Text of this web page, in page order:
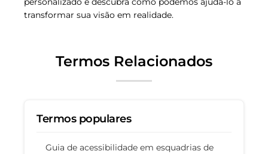
transformar sua visão em realidade.
Termos Relacionados
Termos populares
Guia de acessibilidade em esquadrias de